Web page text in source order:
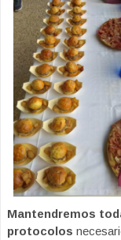
Mantendremos
protocolos